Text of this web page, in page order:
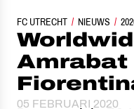
FC UTRECHT NIEUWS
Amrabat
05 FEBRUARI 2020